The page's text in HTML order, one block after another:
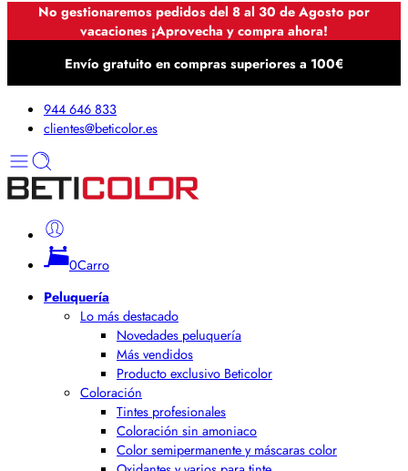
No gestionaremos pedidos del 8 al 30 de Agosto por
vacaciones ¡Aprovecha y compra ahora!
Envío gratuito en compras superiores a 100€
944 646 833
clientes@beticolor.es
0Carro
Peluquería
Lo más destacado
Novedades peluquería
Más vendidos
Producto exclusivo Beticolor
Coloración
Tintes profesionales
Coloración sin amoniaco
Color semipermanente y máscaras color